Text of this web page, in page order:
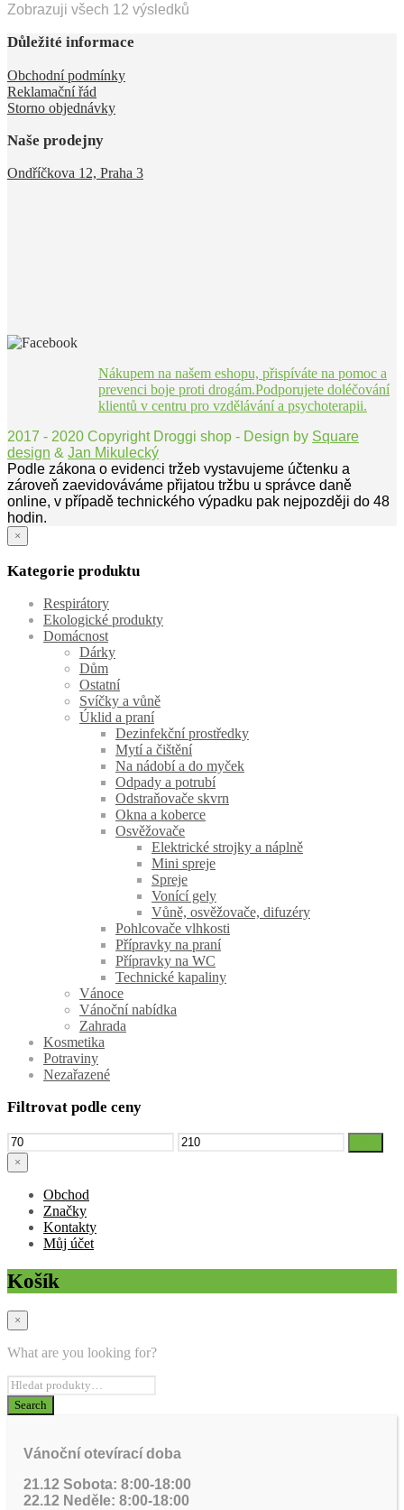
Zobrazuji všech 12 výsledků
Důležité informace
Obchodní podmínky
Reklamační řád
Storno objednávky
Naše prodejny
Ondříčkova 12, Praha 3
Nákupem na našem eshopu, přispíváte na pomoc a
prevenci boje proti drogám.Podporujete doléčování
klientů v centru pro vzdělávání a psychoterapii.
2017 - 2020 Copyright Droggi shop - Design by Square
design & Jan Mikulecký
Podle zákona o evidenci tržeb vystavujeme účtenku a
zároveň zaevidováváme přijatou tržbu u správce daně
online, v případě technického výpadku pak nejpozději do 48
hodin.
×
Kategorie produktu
Respirátory
Ekologické produkty
Domácnost
Dárky
Dům
Ostatní
Svíčky a vůně
Úklid a praní
Dezinfekční prostředky
Mytí a čištění
Na nádobí a do myček
Odpady a potrubí
Odstraňovače skvrn
Okna a koberce
Osvěžovače
Elektrické strojky a náplně
Mini spreje
Spreje
Vonící gely
Vůně, osvěžovače, difuzéry
Pohlcovače vlhkosti
Přípravky na praní
Přípravky na WC
Technické kapaliny
Vánoce
Vánoční nabídka
Zahrada
Kosmetika
Potraviny
Nezařazené
Filtrovat podle ceny
Minimální
cena
Maximální
cena
×
Obchod
Značky
Kontakty
Můj účet
Košík
×
What are you looking for?
Vánoční otevírací doba
21.12 Sobota: 8:00-18:00
22.12 Neděle: 8:00-18:00